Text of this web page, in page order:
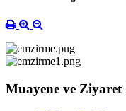
Muayene ve Ziyaret